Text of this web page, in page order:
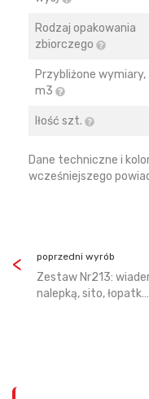
Rodzaj opakowania
zbiorczego
Przybliżone wymiary,
m3
Iłość szt.
Dane techniczne i
wcześniejszego
poprzedni wyrób
Zestaw Nr213:
nalepką, sito, łopatk…